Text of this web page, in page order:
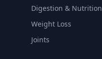
Digestion & Nutrition
Weight Loss
Joints